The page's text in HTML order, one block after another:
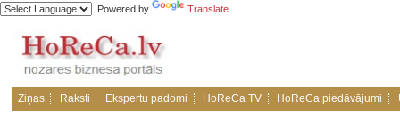
Powered by Translate
Ziņas Raksti Ekspertu padomi HoReCa TV HoReCa piedāvājumi